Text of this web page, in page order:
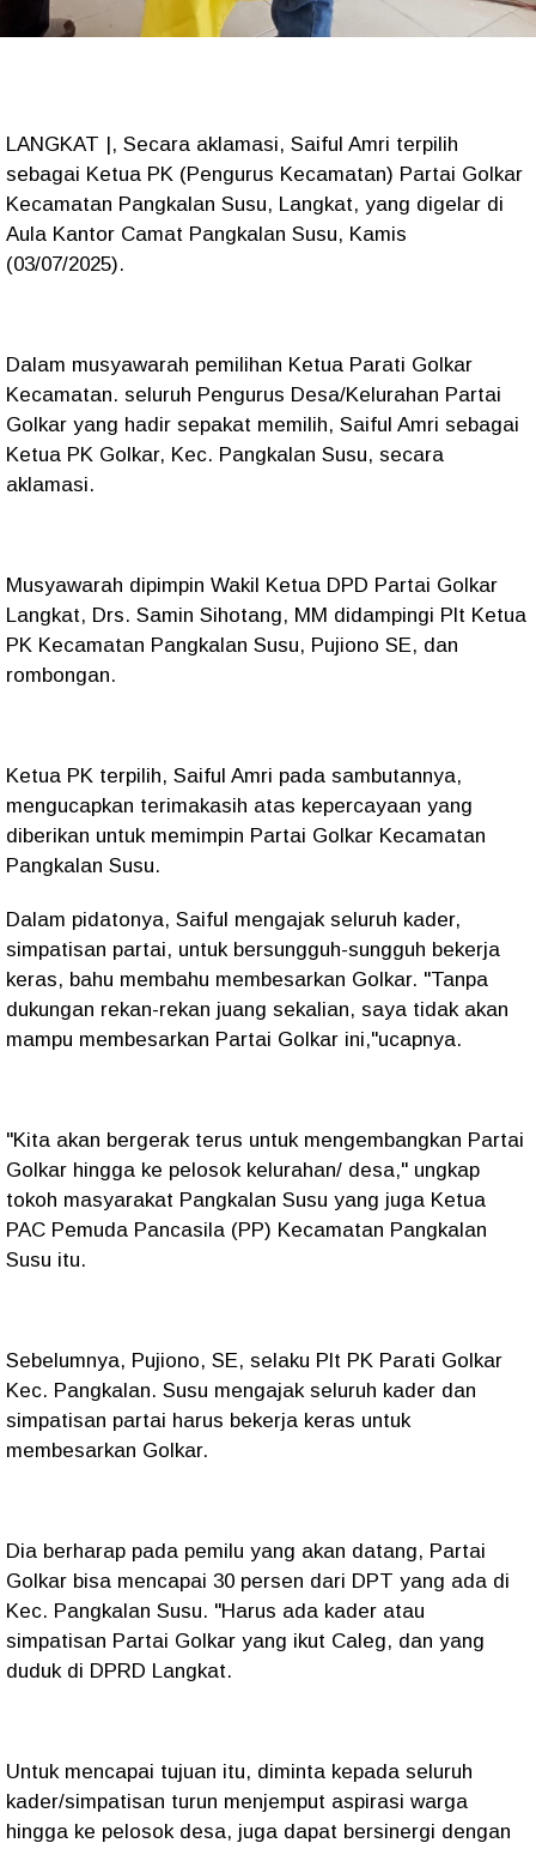
LANGKAT |, Secara aklamasi, Saiful Amri terpilih
sebagai Ketua PK (Pengurus Kecamatan) Partai Golkar
Kecamatan Pangkalan Susu, Langkat, yang digelar di
Aula Kantor Camat Pangkalan Susu, Kamis
(03/07/2025).
Dalam musyawarah pemilihan Ketua Parati Golkar
Kecamatan. seluruh Pengurus Desa/Kelurahan Partai
Golkar yang hadir sepakat memilih, Saiful Amri sebagai
Ketua PK Golkar, Kec. Pangkalan Susu, secara
aklamasi.
Musyawarah dipimpin Wakil Ketua DPD Partai Golkar
Langkat, Drs. Samin Sihotang, MM didampingi Plt Ketua
PK Kecamatan Pangkalan Susu, Pujiono SE, dan
rombongan.
Ketua PK terpilih, Saiful Amri pada sambutannya,
mengucapkan terimakasih atas kepercayaan yang
diberikan untuk memimpin Partai Golkar Kecamatan
Pangkalan Susu.
Dalam pidatonya, Saiful mengajak seluruh kader,
simpatisan partai, untuk bersungguh-sungguh bekerja
keras, bahu membahu membesarkan Golkar. "Tanpa
dukungan rekan-rekan juang sekalian, saya tidak akan
mampu membesarkan Partai Golkar ini,"ucapnya.
"Kita akan bergerak terus untuk mengembangkan Partai
Golkar hingga ke pelosok kelurahan/ desa," ungkap
tokoh masyarakat Pangkalan Susu yang juga Ketua
PAC Pemuda Pancasila (PP) Kecamatan Pangkalan
Susu itu.
Sebelumnya, Pujiono, SE, selaku Plt PK Parati Golkar
Kec. Pangkalan. Susu mengajak seluruh kader dan
simpatisan partai harus bekerja keras untuk
membesarkan Golkar.
Dia berharap pada pemilu yang akan datang, Partai
Golkar bisa mencapai 30 persen dari DPT yang ada di
Kec. Pangkalan Susu. "Harus ada kader atau
simpatisan Partai Golkar yang ikut Caleg, dan yang
duduk di DPRD Langkat.
Untuk mencapai tujuan itu, diminta kepada seluruh
kader/simpatisan turun menjemput aspirasi warga
hingga ke pelosok desa, juga dapat bersinergi dengan